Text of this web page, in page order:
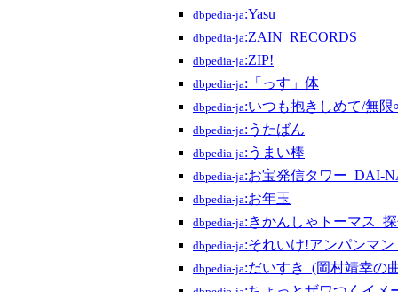
dbpedia-ja:Yasu
dbpedia-ja:ZAIN_RECORDS
dbpedia-ja:ZIP!
dbpedia-ja:「っす」体
dbpedia-ja:いつも抱きしめて/無
dbpedia-ja:うたばん
dbpedia-ja:うまい棒
dbpedia-ja:お宝発信タワー_DAI-
dbpedia-ja:お年玉
dbpedia-ja:きかんしゃトーマス_
dbpedia-ja:それいけ!アンパンマ
dbpedia-ja:だいすき_(岡村靖幸の